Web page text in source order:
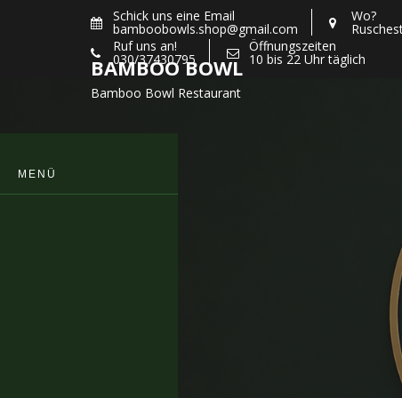
MENÜ
Schick uns eine Email
bamboobowls.shop@gmail.com
Wo?
Ruf uns an!
030/37430795
Öffnungszeiten
10 bis 22 Uhr täglich
BAMBOO BOWL
Bamboo Bowl Restaurant